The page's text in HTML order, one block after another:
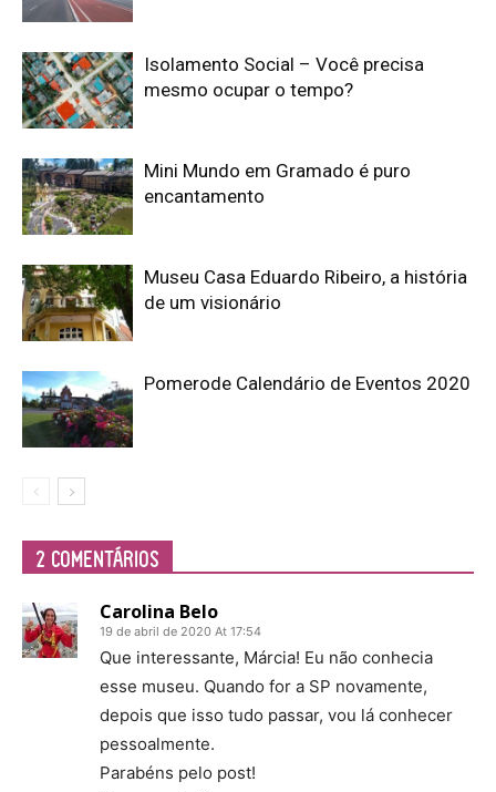
Isolamento Social – Você precisa
mesmo ocupar o tempo?
Mini Mundo em Gramado é puro
encantamento
Museu Casa Eduardo Ribeiro, a história
de um visionário
Pomerode Calendário de Eventos 2020
2 COMENTÁRIOS
Carolina Belo
19 de abril de 2020 At 17:54
Que interessante, Márcia! Eu não conhecia
esse museu. Quando for a SP novamente,
depois que isso tudo passar, vou lá conhecer
pessoalmente.
Parabéns pelo post!